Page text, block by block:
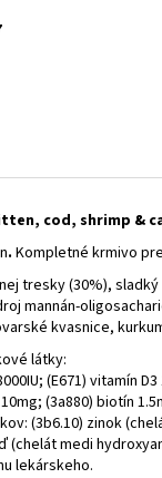
cod, shrimp &
. Kompletné krmivo
tresky (30%),
mannán-
kvasnice,
látky:
(E671) vitamín
(3a880) biotín
(3b6.10) zinok
(chelát medi
lekárskeho.